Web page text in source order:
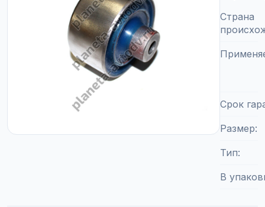
Страна
Срок
Размер
Тип
В